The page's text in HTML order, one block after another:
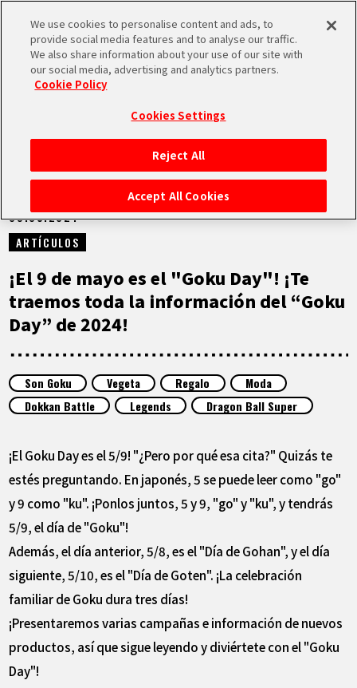
MEN
INICIO
NOTICIAS
LO MÁS DESTACADO
VÍDEOS
ARTÍCULOS
ACERCA DE
LANGUAGE
JP
EN FR DE ES
NOTICIAS
09.05.2024
ARTÍCULOS
¡El 9 de mayo es el "Goku Day"! ¡Te
traemos toda la información del “Goku
Day” de 2024!
Son Goku Vegeta Regalo
Moda
Dokkan Battle
Legends Dragon Ball Super
¡El Goku Day es el 5/9! "¿Pero por qué esa cita?" Quizás te
estés preguntando. En japonés, 5 se puede leer como "go"
y 9 como "ku". ¡Ponlos juntos, 5 y 9, "go" y "ku", y tendrás
5/9, el día de "Goku"!
Además, el día anterior, 5/8, es el "Día de Gohan", y el día
siguiente, 5/10, es el "Día de Goten". ¡La celebración
familiar de Goku dura tres días!
¡Presentaremos varias campañas e información de nuevos
productos, así que sigue leyendo y diviértete con el "Goku
Day"!
We use cookies to personalise content and ads, to
provide social media features and to analyse our traffic.
We also share information about your use of our site with
our social media, advertising and analytics partners.
Cookie Policy
Cookies Settings
Reject All
Accept All Cookies